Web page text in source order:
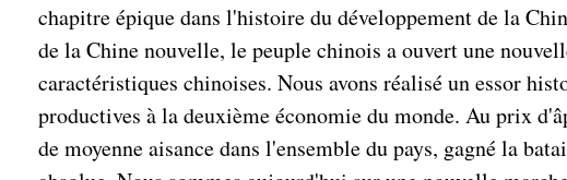
chapitre épique dans l'histoire du développement de la
de la Chine nouvelle, le peuple chinois a ouvert une
caractéristiques chinoises. Nous avons réalisé un essor
productives à la deuxième économie du monde. Au prix
de moyenne aisance dans l'ensemble du pays, gagné la